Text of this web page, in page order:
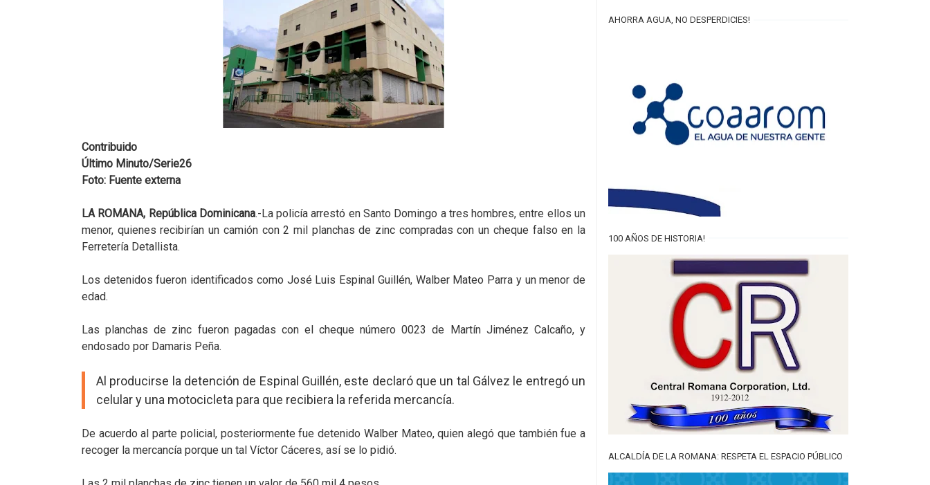
Contribuido
Último Minuto/Serie26
Foto: Fuente externa
LA ROMANA, República Dominicana.-La policía arrestó en Santo Domingo a tres hombres, entre ellos un
menor, quienes recibirían un camión con 2 mil planchas de zinc compradas con un cheque falso en la
Ferretería Detallista.
Los detenidos fueron identificados como José Luis Espinal Guillén, Walber Mateo Parra y un menor de
edad.
Las planchas de zinc fueron pagadas con el cheque número 0023 de Martín Jiménez Calcaño, y
endosado por Damaris Peña.
Al producirse la detención de Espinal Guillén, este declaró que un tal Gálvez le entregó un
celular y una motocicleta para que recibiera la referida mercancía.
De acuerdo al parte policial, posteriormente fue detenido Walber Mateo, quien alegó que también fue a
recoger la mercancía porque un tal Víctor Cáceres, así se lo pidió.
AHORRA AGUA, NO DESPERDICIES!
100 AÑOS DE HISTORIA!
ALCALDÍA DE LA ROMANA: RESPETA EL ESPACIO PÚBLICO